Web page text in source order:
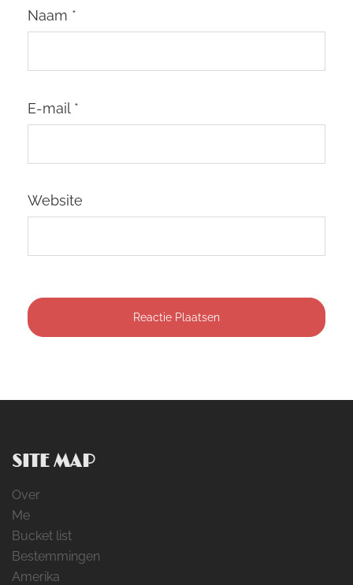
Naam *
E-mail *
Website
SITE MAP
Over
Me
Bucket list
Bestemmingen
Amerika